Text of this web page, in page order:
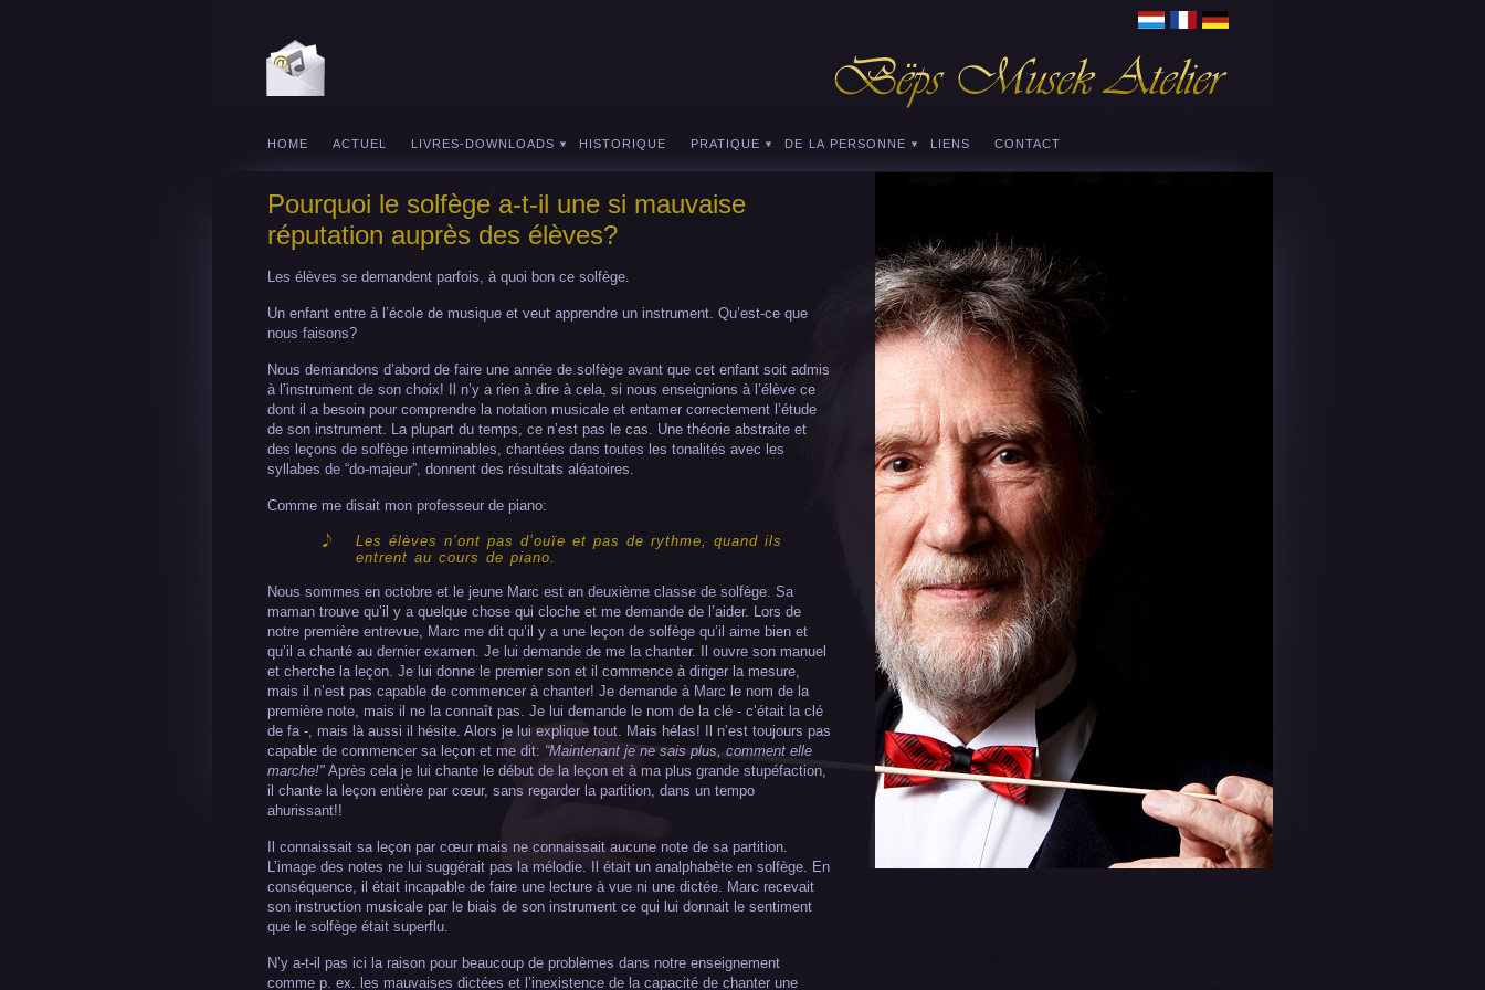
HOME ACTUEL LIVRES-DOWNLOADS HISTORIQUE PRATIQUE DE LA PERSONNE LIENS CONTACT
Pourquoi le solfège a-t-il une si mauvaise
réputation auprès des élèves?
Les élèves se demandent parfois, à quoi bon ce solfège.
Un enfant entre à l’école de musique et veut apprendre un instrument. Qu’est-ce que
nous faisons?
Nous demandons d’abord de faire une année de solfège avant que cet enfant soit admis
à l’instrument de son choix! Il n’y a rien à dire à cela, si nous enseignions à l’élève ce
dont il a besoin pour comprendre la notation musicale et entamer correctement l’étude
de son instrument. La plupart du temps, ce n’est pas le cas. Une théorie abstraite et
des leçons de solfège interminables, chantées dans toutes les tonalités avec les
syllabes de “do-majeur”, donnent des résultats aléatoires.
Comme me disait mon professeur de piano:
Les élèves n’ont pas d’ouïe et pas de rythme, quand ils
entrent au cours de piano.
Nous sommes en octobre et le jeune Marc est en deuxième classe de solfège. Sa
maman trouve qu’il y a quelque chose qui cloche et me demande de l’aider. Lors de
notre première entrevue, Marc me dit qu’il y a une leçon de solfège qu’il aime bien et
qu’il a chanté au dernier examen. Je lui demande de me la chanter. Il ouvre son manuel
et cherche la leçon. Je lui donne le premier son et il commence à diriger la mesure,
mais il n’est pas capable de commencer à chanter! Je demande à Marc le nom de la
première note, mais il ne la connaît pas. Je lui demande le nom de la clé - c’était la clé
de fa -, mais là aussi il hésite. Alors je lui explique tout. Mais hélas! Il n’est toujours pas
capable de commencer sa leçon et me dit: “Maintenant je ne sais plus, comment elle
marche!" Après cela je lui chante le début de la leçon et à ma plus grande stupéfaction,
il chante la leçon entière par cœur, sans regarder la partition, dans un tempo
ahurissant!!
Il connaissait sa leçon par cœur mais ne connaissait aucune note de sa partition.
L’image des notes ne lui suggérait pas la mélodie. Il était un analphabète en solfège. En
conséquence, il était incapable de faire une lecture à vue ni une dictée. Marc recevait
son instruction musicale par le biais de son instrument ce qui lui donnait le sentiment
que le solfège était superflu.
N’y a-t-il pas ici la raison pour beaucoup de problèmes dans notre enseignement
comme p. ex. les mauvaises dictées et l’inexistence de la capacité de chanter une